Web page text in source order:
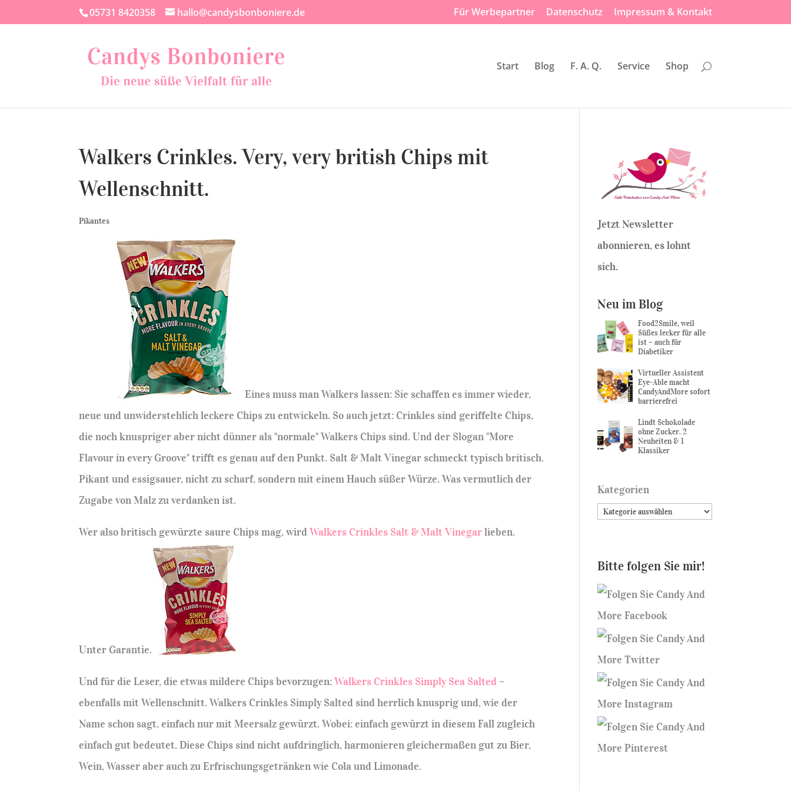
05731 8420358 hallo@candysbonboniere.de Für Werbepartner Datenschutz Impressum & Kontakt
Start Blog F. A. Q. Service Shop
Walkers Crinkles. Very, very british Chips mit
Wellenschnitt.
Pikantes
Eines muss man Walkers lassen: Sie schaffen es immer wieder,
neue und unwiderstehlich leckere Chips zu entwickeln. So auch jetzt: Crinkles sind geriffelte Chips,
die noch knuspriger aber nicht dünner als "normale" Walkers Chips sind. Und der Slogan "More
Flavour in every Groove" trifft es genau auf den Punkt. Salt & Malt Vinegar schmeckt typisch britisch.
Pikant und essigsauer, nicht zu scharf, sondern mit einem Hauch süßer Würze. Was vermutlich der
Zugabe von Malz zu verdanken ist.
Wer also britisch gewürzte saure Chips mag, wirdWalkers Crinkles Salt & Malt Vinegarlieben.
Unter Garantie.
Und für die Leser, die etwas mildere Chips bevorzugen:Walkers Crinkles Simply Sea Salted –
ebenfalls mit Wellenschnitt. Walkers Crinkles Simply Salted sind herrlich knusprig und, wie der
Name schon sagt, einfach nur mit Meersalz gewürzt. Wobei: einfach gewürzt in diesem Fall zugleich
einfach gut bedeutet. Diese Chips sind nicht aufdringlich, harmonieren gleichermaßen gut zu Bier,
Wein, Wasser aber auch zu Erfrischungsgetränken wie Cola und Limonade.
Jetzt Newsletter
abonnieren, es lohnt
sich.
Neu im Blog
Food2Smile, weil
Süßes lecker für alle
ist – auch für
Diabetiker
Virtueller Assistent
Eye-Able macht
CandyAndMore sofort
barrierefrei
Lindt Schokolade
ohne Zucker. 2
Neuheiten & 1
Klassiker
Kategorien
Bitte folgen Sie mir!